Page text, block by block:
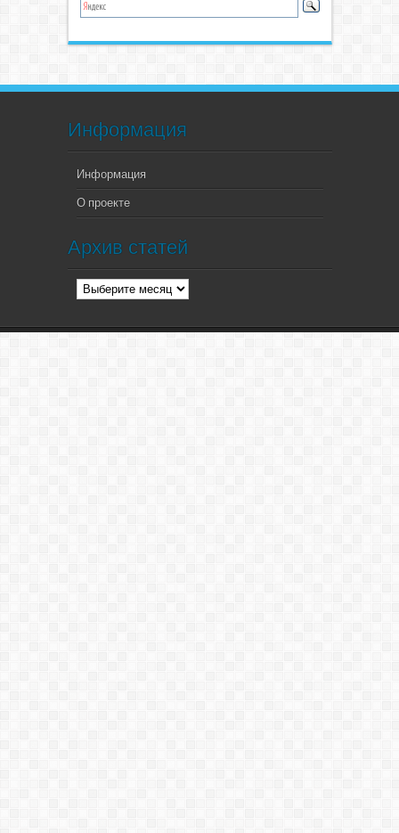
Информация
Информация
О проекте
Архив статей
Архив
статей